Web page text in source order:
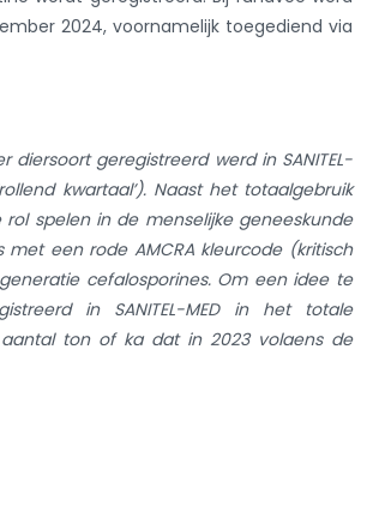
2024, voornamelijk toegediend via
geregistreerd werd in SANITEL-
kwartaal’). Naast het totaalgebruik
spelen in de menselijke geneeskunde
een rode AMCRA kleurcode (kritisch
generatie cefalosporines. Om een idee te
in SANITEL-MED in het totale
ton of kg dat in 2023 volgens de